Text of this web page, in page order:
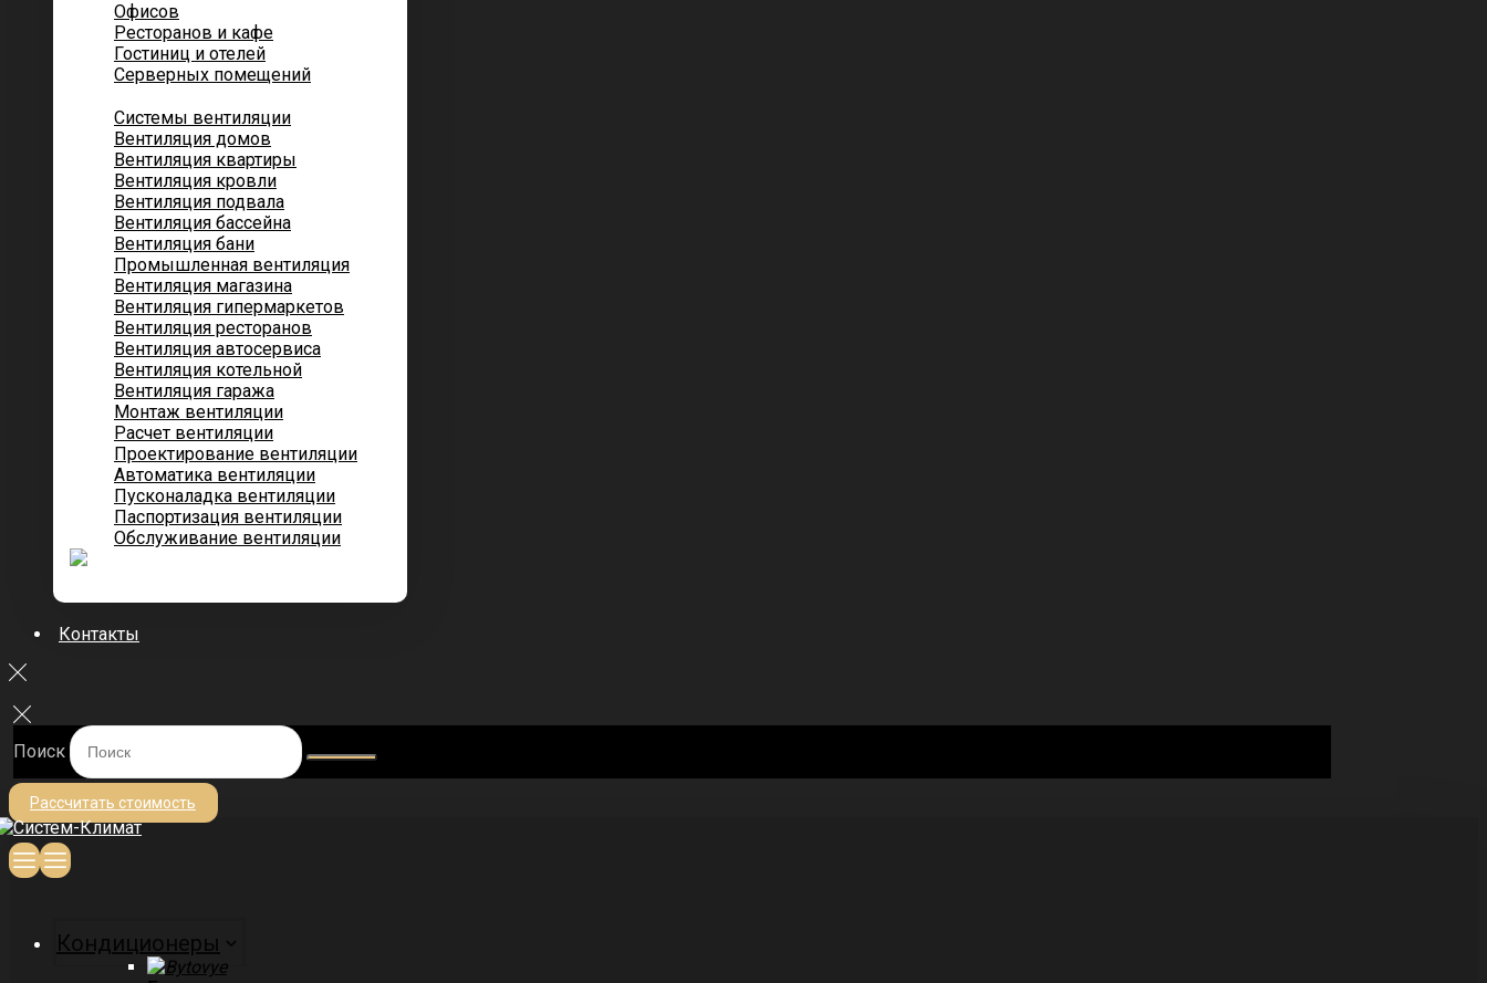
Офисов
Ресторанов и кафе
Гостиниц и отелей
Серверных помещений
Системы вентиляции
Вентиляция домов
Вентиляция квартиры
Вентиляция кровли
Вентиляция подвала
Вентиляция бассейна
Вентиляция бани
Промышленная вентиляция
Вентиляция магазина
Вентиляция гипермаркетов
Вентиляция ресторанов
Вентиляция автосервиса
Вентиляция котельной
Вентиляция гаража
Монтаж вентиляции
Расчет вентиляции
Проектирование вентиляции
Автоматика вентиляции
Пусконаладка вентиляции
Паспортизация вентиляции
Обслуживание вентиляции
Контакты
Поиск
Рассчитать стоимость
Кондиционеры